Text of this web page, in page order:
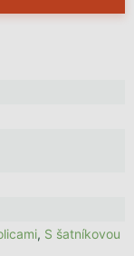
, S šatníkovou